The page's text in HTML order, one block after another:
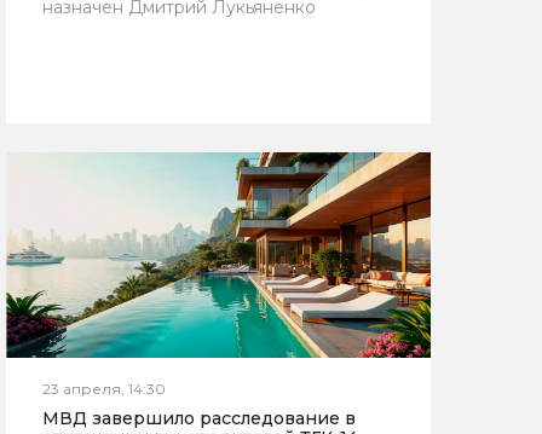
назначен Дмитрий Лукьяненко
23 апреля, 14:30
МВД завершило расследование в